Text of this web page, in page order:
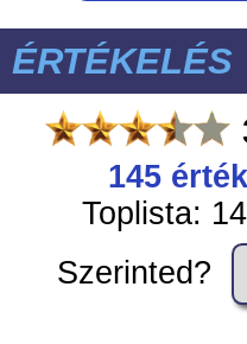
ÉRTÉKELÉS
145
Toplista:
Szerinted?